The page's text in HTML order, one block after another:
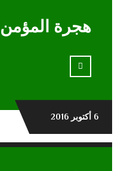
هجرة المؤمن
6 أكتوبر 2016